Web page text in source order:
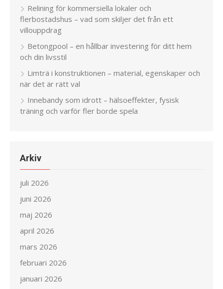
Relining för kommersiella lokaler och
flerbostadshus – vad som skiljer det från ett
villouppdrag
Betongpool – en hållbar investering för ditt hem
och din livsstil
Limträ i konstruktionen – material, egenskaper och
när det är rätt val
Innebandy som idrott – hälsoeffekter, fysisk
träning och varför fler borde spela
Arkiv
juli 2026
juni 2026
maj 2026
april 2026
mars 2026
februari 2026
januari 2026